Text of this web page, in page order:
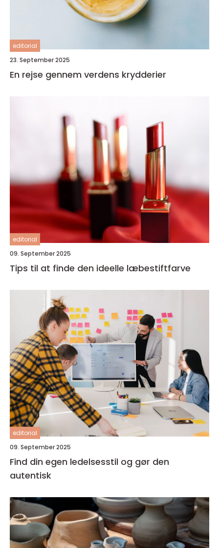
editorial
23. September 2025
En rejse gennem verdens krydderier
editorial
09. September 2025
Tips til at finde den ideelle læbestiftfarve
editorial
09. September 2025
Find din egen ledelsesstil og gør den
autentisk